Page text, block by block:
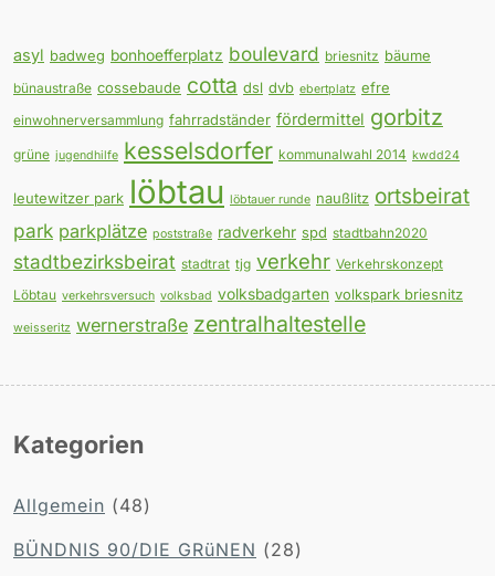
asyl badweg bonhoefferplatz boulevard briesnitz bäume
bünaustraße cossebaude cotta dsl dvb ebertplatz efre
einwohnerversammlung fahrradständer fördermittel gorbitz
grüne jugendhilfe kesselsdorfer kommunalwahl 2014 kwdd24
leutewitzer park löbtau löbtauer runde naußlitz ortsbeirat
park parkplätze poststraße radverkehr spd stadtbahn2020
stadtbezirksbeirat stadtrat tjg verkehr Verkehrskonzept
Löbtau verkehrsversuch volksbad volksbadgarten volkspark briesnitz
weisseritz wernerstraße zentralhaltestelle
Kategorien
Allgemein (48)
BÜNDNIS 90/DIE GRüNEN (28)